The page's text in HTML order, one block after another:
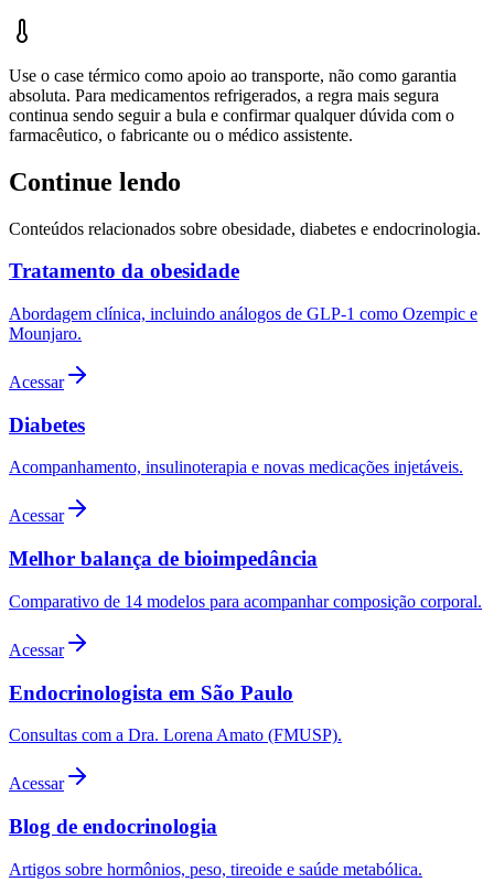
Use o case térmico como apoio ao transporte, não como garantia
absoluta. Para medicamentos refrigerados, a regra mais segura
continua sendo seguir a bula e confirmar qualquer dúvida com o
farmacêutico, o fabricante ou o médico assistente.
Continue lendo
Conteúdos relacionados sobre obesidade, diabetes e endocrinologia.
Tratamento da obesidade
Abordagem clínica, incluindo análogos de GLP-1 como Ozempic e
Mounjaro.
Acessar
Diabetes
Acompanhamento, insulinoterapia e novas medicações injetáveis.
Acessar
Melhor balança de bioimpedância
Comparativo de 14 modelos para acompanhar composição corporal.
Acessar
Endocrinologista em São Paulo
Consultas com a Dra. Lorena Amato (FMUSP).
Acessar
Blog de endocrinologia
Artigos sobre hormônios, peso, tireoide e saúde metabólica.